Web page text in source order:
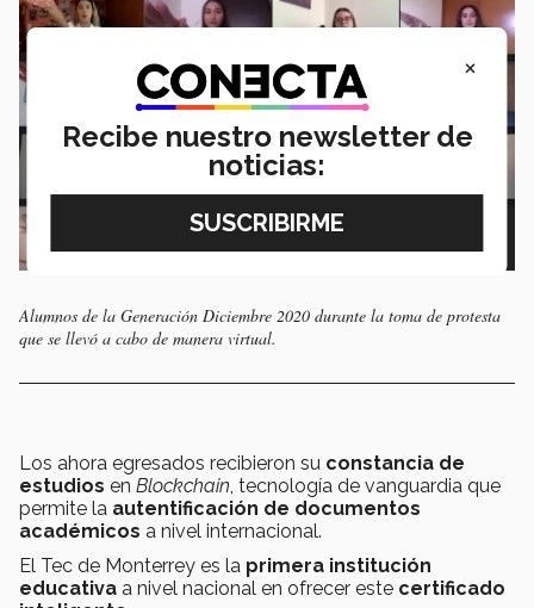
Alumnos de la Generación Diciembre 2020 durante la toma de protesta
que se llevó a cabo de manera virtual.
Los ahora egresados recibieron su constancia de
estudios en Blockchain , tecnología de vanguardia que
permite la autentificación de documentos
académicos a nivel internacional.
El Tec de Monterrey es la primera institución
educativa a nivel nacional en ofrecer este certificado
×
Recibe nuestro newsletter de
noticias: